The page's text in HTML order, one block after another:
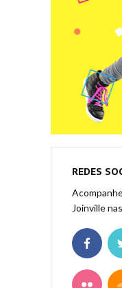
REDES
Joinville